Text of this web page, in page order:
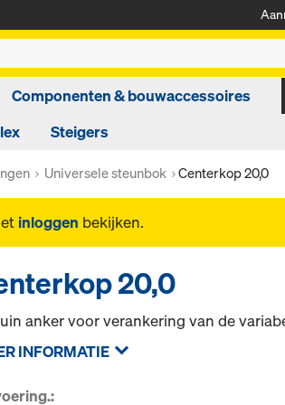
Componenten & bouwaccessoires
Steigers
Universele steunbok Centerkop 20,0
inloggen bekijken.
20,0
anker voor verankering van de
INFORMATIE